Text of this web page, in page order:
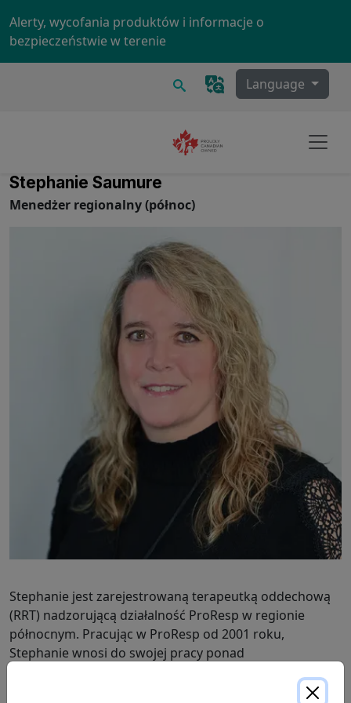
Alerty, wycofania produktów i informacje o
bezpieczeństwie w terenie
Szukaj Language
Stephanie Saumure
Menedżer regionalny (północ)
Stephanie jest zarejestrowaną terapeutką oddechową
(RRT) nadzorującą działalność ProResp w regionie
północnym. Pracując w ProResp od 2001 roku,
Stephanie wnosi do swojej pracy ponad
środowisk miejskich, przez społeczności wiejskie, po